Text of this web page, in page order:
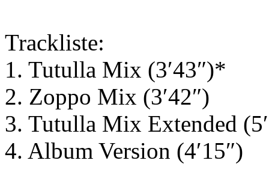
Trackliste:
1. Tutulla Mix (3′43″)*
2. Zoppo Mix (3′42″)
3. Tutulla Mix Extended
4. Album Version (4′15″)